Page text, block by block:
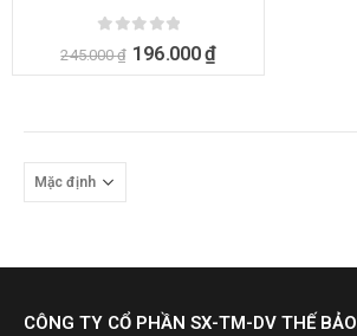
ngoài 5
245.000₫ 196.000₫
CÔNG TY CỔ PHẦN SX-TM-DV THẾ BẢO